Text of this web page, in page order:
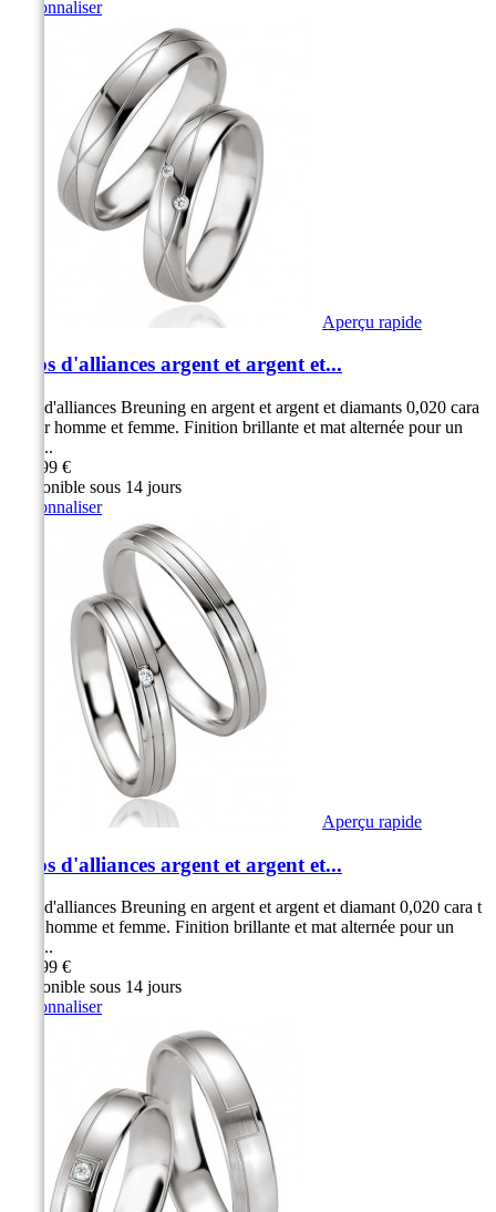
Personnaliser
Aperçu rapide
Duos d'alliances argent et argent et...
Duo d'alliances Breuning en argent et argent et diamants 0,020 cara
t pour homme et femme. Finition brillante et mat alternée pour un
effet...
299,99 €
Disponible sous 14 jours
Personnaliser
Aperçu rapide
Duos d'alliances argent et argent et...
Duo d'alliances Breuning en argent et argent et diamant 0,020 cara t
pour homme et femme. Finition brillante et mat alternée pour un
effet...
299,99 €
Disponible sous 14 jours
Personnaliser